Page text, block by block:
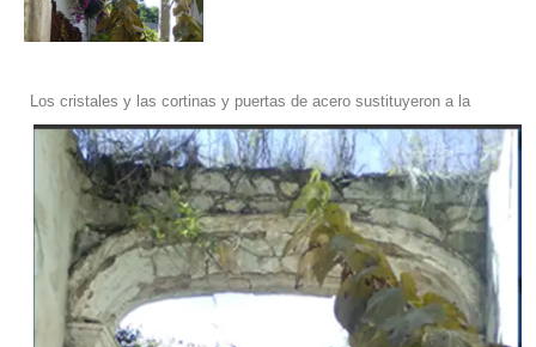
Los cristales y las cortinas y puertas de acero sustituyeron a la